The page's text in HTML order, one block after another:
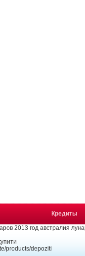
Кредиты
2013 год австралия
products/depoziti